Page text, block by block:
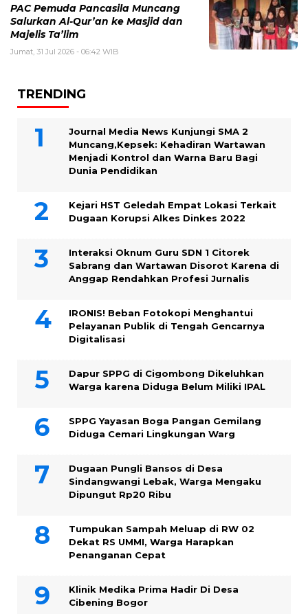
PAC Pemuda Pancasila Muncang
Salurkan Al-Qur’an ke Masjid dan
Majelis Ta’lim
Jumat, 31 Jul 2026 - 06:42 WIB
TRENDING
Journal Media News Kunjungi SMA 2
Muncang,Kepsek: Kehadiran Wartawan
Menjadi Kontrol dan Warna Baru Bagi
Dunia Pendidikan
Kejari HST Geledah Empat Lokasi Terkait
Dugaan Korupsi Alkes Dinkes 2022
Interaksi Oknum Guru SDN 1 Citorek
Sabrang dan Wartawan Disorot Karena di
Anggap Rendahkan Profesi Jurnalis
IRONIS! Beban Fotokopi Menghantui
Pelayanan Publik di Tengah Gencarnya
Digitalisasi
Dapur SPPG di Cigombong Dikeluhkan
Warga karena Diduga Belum Miliki IPAL
SPPG Yayasan Boga Pangan Gemilang
Diduga Cemari Lingkungan Warg
Dugaan Pungli Bansos di Desa
Sindangwangi Lebak, Warga Mengaku
Dipungut Rp20 Ribu
Tumpukan Sampah Meluap di RW 02
Dekat RS UMMI, Warga Harapkan
Penanganan Cepat
Klinik Medika Prima Hadir Di Desa
Cibening Bogor